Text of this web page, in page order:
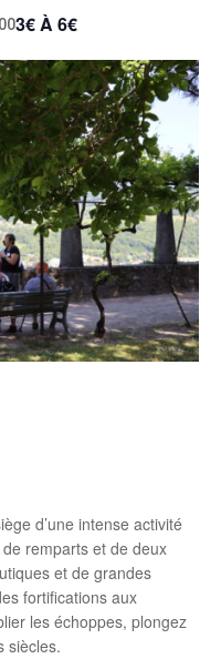
3€ À 6€
d’une intense activité
remparts et de deux
et de grandes
fortifications aux
les échoppes, plongez
siècles.